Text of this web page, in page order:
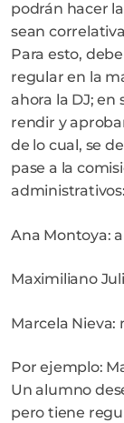
podrán hacer
sean
Para esto,
regular en la
ahora la DJ;
rendir y
de lo cual, se
pase a la
administrativos:
Ana Montoya:
Maximiliano
Marcela Nieva:
Por ejemplo:
Un alumno
pero tiene